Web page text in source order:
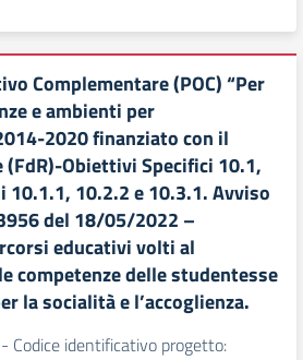
Complementare (POC) “Per
e ambienti per
2020 finanziato con il
(FdR)-Obiettivi Specifici 10.1,
10.1.1, 10.2.2 e 10.3.1. Avviso
del 18/05/2022 –
educativi volti al
competenze delle studentesse
la socialità e l’accoglienza.
Codice identificativo progetto: